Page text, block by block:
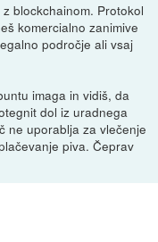
blockchainom. Protokol
komercialno zanimive
področje ali vsaj
imaga in vidiš, da
dol iz uradnega
ne uporablja za vlečenje
piva. Čeprav